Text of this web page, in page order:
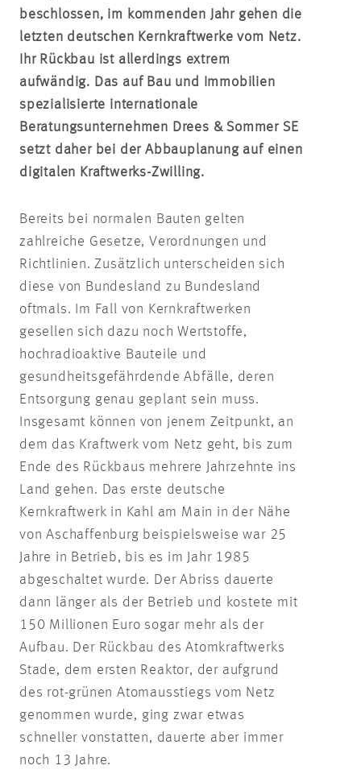
beschlossen, im kommenden Jahr gehen die
letzten deutschen Kernkraftwerke vom Netz.
Ihr Rückbau ist allerdings extrem
aufwändig. Das auf Bau und Immobilien
spezialisierte internationale
Beratungsunternehmen Drees & Sommer SE
setzt daher bei der Abbauplanung auf einen
digitalen Kraftwerks-Zwilling.
Bereits bei normalen Bauten gelten
zahlreiche Gesetze, Verordnungen und
Richtlinien. Zusätzlich unterscheiden sich
diese von Bundesland zu Bundesland
oftmals. Im Fall von Kernkraftwerken
gesellen sich dazu noch Wertstoffe,
hochradioaktive Bauteile und
gesundheitsgefährdende Abfälle, deren
Entsorgung genau geplant sein muss.
Insgesamt können von jenem Zeitpunkt, an
dem das Kraftwerk vom Netz geht, bis zum
Ende des Rückbaus mehrere Jahrzehnte ins
Land gehen. Das erste deutsche
Kernkraftwerk in Kahl am Main in der Nähe
von Aschaffenburg beispielsweise war 25
Jahre in Betrieb, bis es im Jahr 1985
abgeschaltet wurde. Der Abriss dauerte
dann länger als der Betrieb und kostete mit
150 Millionen Euro sogar mehr als der
Aufbau. Der Rückbau des Atomkraftwerks
Stade, dem ersten Reaktor, der aufgrund
des rot-grünen Atomausstiegs vom Netz
genommen wurde, ging zwar etwas
schneller vonstatten, dauerte aber immer
noch 13 Jahre.